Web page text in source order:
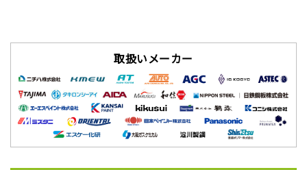
取扱いメーカー